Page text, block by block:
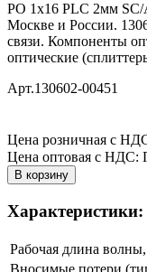
РО 1х16 PLC 2мм SC/
Москве и России.
связи. Компоненты
оптические
Арт.130602-00451
Цена розничная с
Цена оптовая с НДС:
Характеристики:
Рабочая длина
Вносимые потери